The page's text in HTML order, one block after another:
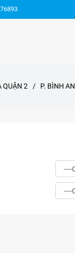
QUẬN 2 / P. BÌNH AN